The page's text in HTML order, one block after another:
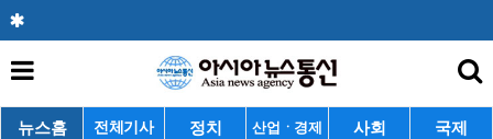
뉴스홈 전체기사 정치 산업ㆍ경제 사회 국제